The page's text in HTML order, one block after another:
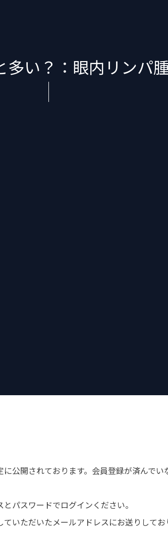
多い？：眼内リンパ
に公開されております。会員登録が済んで
パスワードでログインください。
いただいたメールアドレスにお送りしてお